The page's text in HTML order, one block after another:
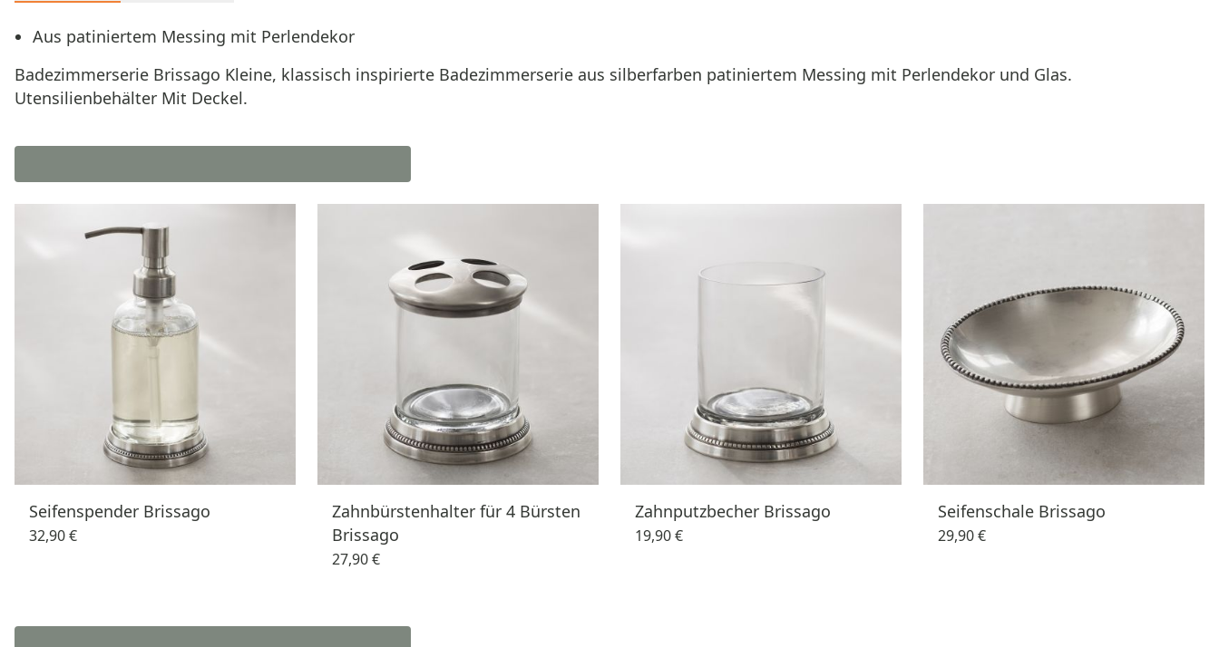
Aus patiniertem Messing mit Perlendekor
Badezimmerserie Brissago Kleine, klassisch inspirierte Badezimmerserie aus silberfarben patiniertem Messing mit Perlendekor und Glas.
Utensilienbehälter Mit Deckel.
Seifenspender Brissago
32,90 €
Zahnbürstenhalter für 4 Bürsten
Brissago
27,90 €
Zahnputzbecher Brissago
19,90 €
Seifenschale Brissago
29,90 €